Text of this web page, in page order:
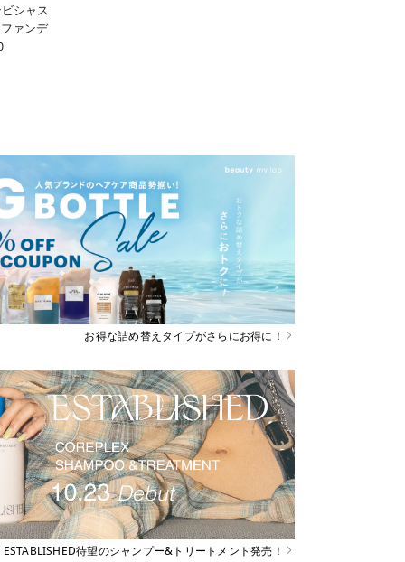
シャス
ァンデ
お得な詰め替えタイプがさらにお得に！
ESTABLISHED待望のシャンプー&トリートメント発売！